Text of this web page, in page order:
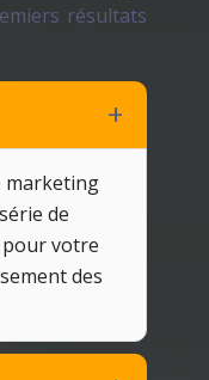
résultats
marketing
de
pour votre
des